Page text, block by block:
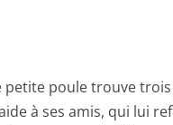
petite poule trouve
à ses amis, qui lui